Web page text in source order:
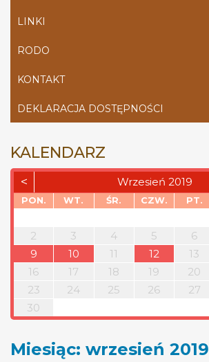
LINKI
RODO
KONTAKT
DEKLARACJA DOSTĘPNOŚCI
KALENDARZ
< Wrzesień 2019
PON. WT. ŚR. CZW. PT.
2
3 4 5 6
9
10 11 12 13
16
17 18 19 20
23
24 25 26 27
30
Miesiąc: wrzesień 2019